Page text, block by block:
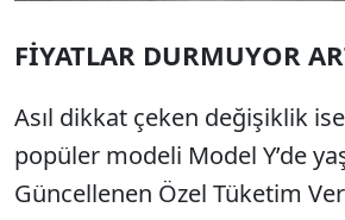
FİYATLAR DURMUYOR
Asıl dikkat çeken değişiklik ise
popüler modeli Model Y’de
Güncellenen Özel Tüketim